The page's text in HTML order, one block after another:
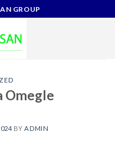
GROUP
Omegle
BY ADMIN